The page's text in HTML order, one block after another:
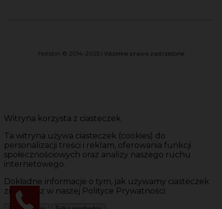
Hotistin © 2014-2025 | Wszelkie prawa zastrzeżone
Witryna korzysta z ciasteczek
Ta witryna używa ciasteczek (cookies) do
personalizacji treści i reklam, oferowania funkcji
społecznościowych oraz analizy naszego ruchu
internetowego.
Dokładne informacje o tym, jak używamy ciasteczek
znajdziesz w naszej Polityce Prywatności.